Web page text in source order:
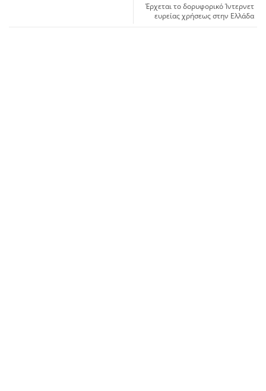
Έρχεται το δορυφορικό Ίντερνετ
ευρείας χρήσεως στην Ελλάδα